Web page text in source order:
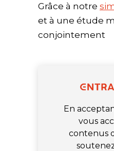
Grâce à notre
et à une étude
conjointement
En
vous
contenus